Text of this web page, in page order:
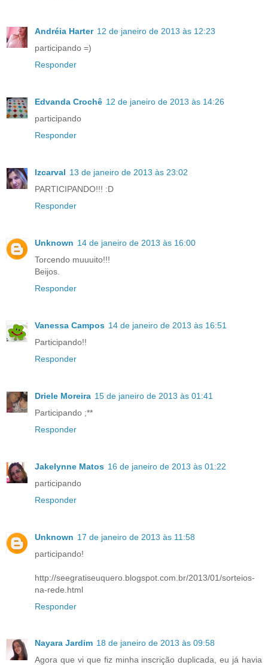
Andréia Harter 12 de janeiro de 2013 às 12:23
participando =)
Responder
Edvanda Crochê 12 de janeiro de 2013 às 14:26
participando
Responder
lzcarval 13 de janeiro de 2013 às 23:02
PARTICIPANDO!!! :D
Responder
Unknown 14 de janeiro de 2013 às 16:00
Torcendo muuuito!!!
Beijos.
Responder
Vanessa Campos 14 de janeiro de 2013 às 16:51
Participando!!
Responder
Driele Moreira 15 de janeiro de 2013 às 01:41
Participando ;**
Responder
Jakelynne Matos 16 de janeiro de 2013 às 01:22
participando
Responder
Unknown 17 de janeiro de 2013 às 11:58
participando!
http://seegratiseuquero.blogspot.com.br/2013/01/sorteios-
na-rede.html
Responder
Nayara Jardim 18 de janeiro de 2013 às 09:58
Agora que vi que fiz minha inscrição duplicada, eu já havia